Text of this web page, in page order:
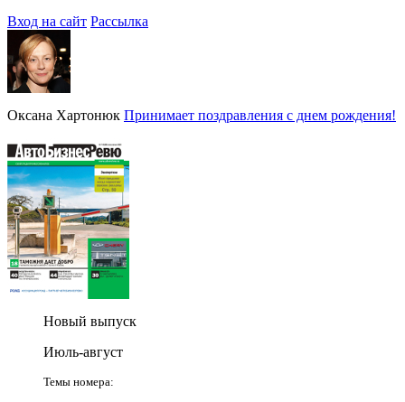
Вход на сайт Рассылка
Оксана Хартонюк Принимает поздравления с днем рождения!
Новый выпуск
Июль-август
Темы номера: